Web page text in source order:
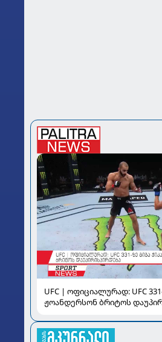
UFC | ოფიციალურად: UFC
ჟოანდერსონ ბრიტოს